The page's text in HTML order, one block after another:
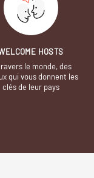
HOSTS
le monde, des
qui vous donnent les
clés de leur pays